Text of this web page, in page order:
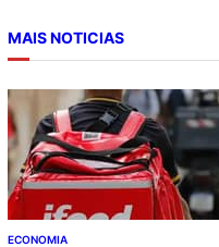
MAIS NOTICIAS
ECONOMIA